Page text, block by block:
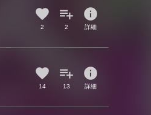
2 2
info
詳細
14 13
info
詳細